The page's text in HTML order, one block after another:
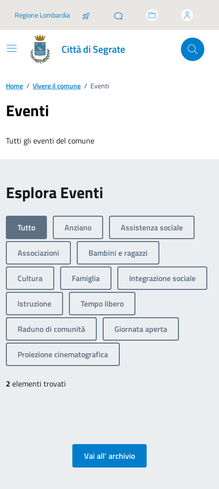
Regione Lombardia
Città di Segrate
Home / Vivere il comune / Eventi
Eventi
Tutti gli eventi del comune
Esplora Eventi
Tutto Anziano Assistenza sociale
Associazioni Bambini e ragazzi
Cultura Famiglia Integrazione sociale
Istruzione Tempo libero
Raduno di comunità Giornata aperta
Proiezione cinematografica
2 elementi trovati
Vai all' archivio